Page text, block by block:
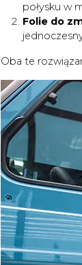
połysku w
Folie do
Oba te